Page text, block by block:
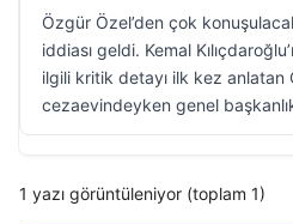
Özgür Özel’den çok
iddiası geldi. Kemal
ilgili kritik detayı ilk kez anlatan
cezaevindeyken genel
1 yazı görüntüleniyor (toplam 1)